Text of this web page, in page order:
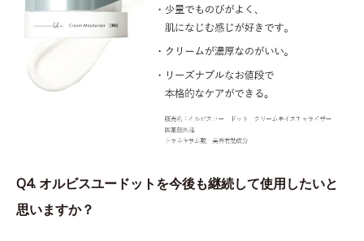
Q4. オルビスユードットを今後も継続して使用したいと
思いますか？